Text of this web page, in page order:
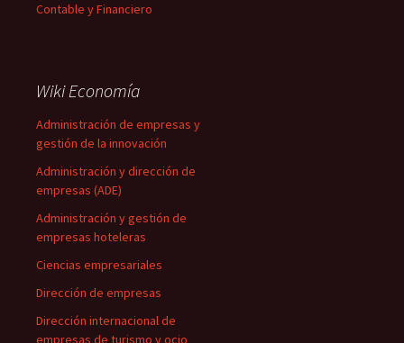
Contable y Financiero
Wiki Economía
Administración de empresas y
gestión de la innovación
Administración y dirección de
empresas (ADE)
Administración y gestión de
empresas hoteleras
Ciencias empresariales
Dirección de empresas
Dirección internacional de
empresas de turismo y ocio